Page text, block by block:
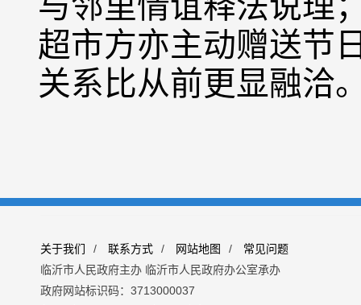
超市方亦主动赠送节
关系比从前更显融洽
关于我们 / 联系方式 / 网站地图 /
常见问题
临沂市人民政府主办 临沂市人民政府办公室承办
政府网站标识码：3713000037